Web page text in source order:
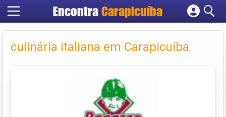
EncontraCarapicuíba
Cadastrar empresa
Criar conta
culinária italiana em Carapicuíba